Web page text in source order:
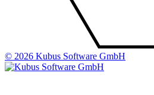
© 2026 Kubus Software GmbH